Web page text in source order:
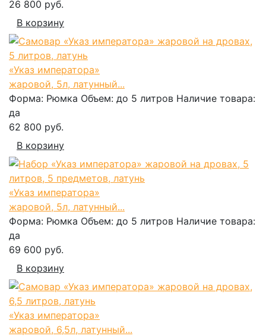
26 800 руб.
В корзину
«Указ императора»
жаровой, 5л, латунный...
Форма: Рюмка Объем: до 5 литров Наличие товара:
да
62 800 руб.
В корзину
«Указ императора»
жаровой, 5л, латунный...
Форма: Рюмка Объем: до 5 литров Наличие товара:
да
69 600 руб.
В корзину
«Указ императора»
жаровой, 6,5л, латунный...